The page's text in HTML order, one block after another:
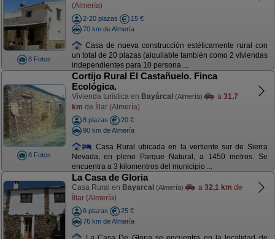
8 Fotos
(Almería)
2-20 plazas
15 €
70 km de Almería
Casa de nueva construcción estéticamente rural con
un total de 20 plazas (alquilable también como 2 viviendas
independientes para 10 persona ...
8 Fotos
Cortijo Rural El Castañuelo. Finca
Ecológica.
Vivienda turística en Bayárcal (Almería) a 31,7
km de Íllar (Almería)
8 plazas
20 €
90 km de Almería
Casa Rural ubicada en la vertiente sur de Sierra
Nevada, en pleno Parque Natural, a 1450 metros. Se
encuentra a 3 kilomentros del municipio ...
La Casa de Gloria
Casa Rural en Bayarcal (Almería) a 32,1 km de
Íllar (Almería)
6 plazas
25 €
76 km de Almería